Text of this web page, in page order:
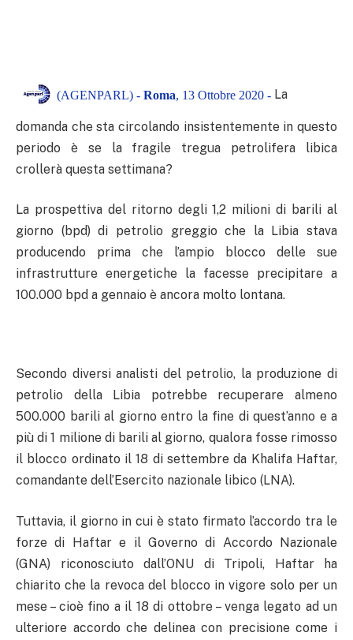
(AGENPARL) - Roma, 13 Ottobre 2020 - La
domanda che sta circolando insistentemente in questo
periodo è se la fragile tregua petrolifera libica
crollerà questa settimana?
La prospettiva del ritorno degli 1,2 milioni di barili al
giorno (bpd) di petrolio greggio che la Libia stava
producendo prima che l’ampio blocco delle sue
infrastrutture energetiche la facesse precipitare a
100.000 bpd a gennaio è ancora molto lontana.
Secondo diversi analisti del petrolio, la produzione di
petrolio della Libia potrebbe recuperare almeno
500.000 barili al giorno entro la fine di quest’anno e a
più di 1 milione di barili al giorno, qualora fosse rimosso
il blocco ordinato il 18 di settembre da Khalifa Haftar,
comandante dell’Esercito nazionale libico (LNA).
Tuttavia, il giorno in cui è stato firmato l’accordo tra le
forze di Haftar e il Governo di Accordo Nazionale
(GNA) riconosciuto dall’ONU di Tripoli, Haftar ha
chiarito che la revoca del blocco in vigore solo per un
mese – cioè fino a il 18 di ottobre – venga legato ad un
ulteriore accordo che delinea con precisione come i